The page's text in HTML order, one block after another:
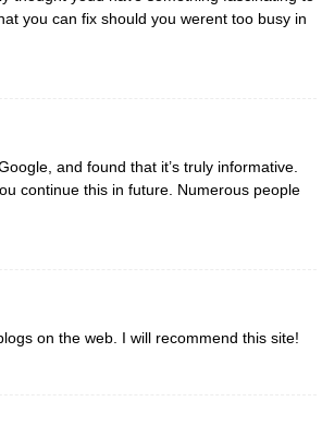
you can fix should you werent too busy in
and found that it’s truly informative.
continue this in future. Numerous people
on the web. I will recommend this site!